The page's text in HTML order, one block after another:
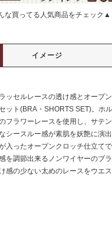
な買ってる人気商品をチェック▲
イメージ
ッセルレースの透け感とオープ
ット(BRA・SHORTS SET)。ホ
フラワーレースを使用し、サテ
シースルー感が素肌を妖艶に演
入ったオープンクロッチ仕立て
を調節出来るノンワイヤーのブ
感の少ない太めのレースをウエ